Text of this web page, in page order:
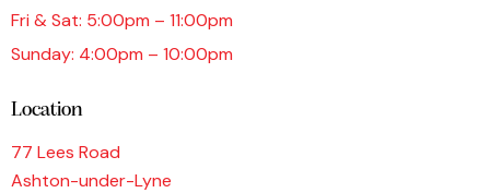
Fri & Sat: 5:00pm – 11:00pm
Sunday: 4:00pm – 10:00pm
Location
77 Lees Road
Ashton-under-Lyne